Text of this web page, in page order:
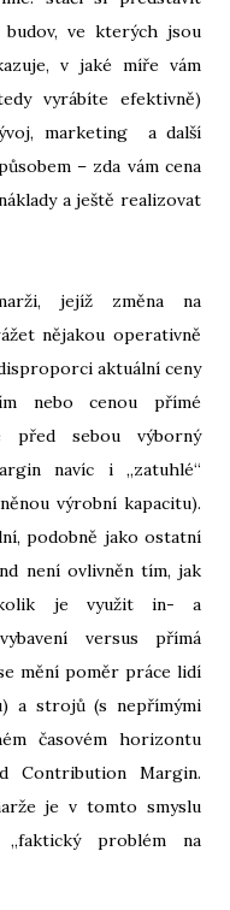
ve kterých jsou
v jaké míře vám
vyrábíte efektivně)
marketing a další
– zda vám cena
a ještě realizovat
jejíž změna na
nějakou operativně
aktuální ceny
nebo cenou přímé
sebou výborný
navíc i „zatuhlé“
výrobní kapacitu).
podobně jako ostatní
není ovlivněn tím, jak
je využit in- a
versus přímá
mění poměr práce lidí
a strojů (s nepřímými
časovém horizontu
Contribution Margin.
je v tomto smyslu
„faktický problém na